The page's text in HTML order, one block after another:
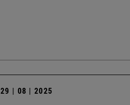
29 | 08 | 2025